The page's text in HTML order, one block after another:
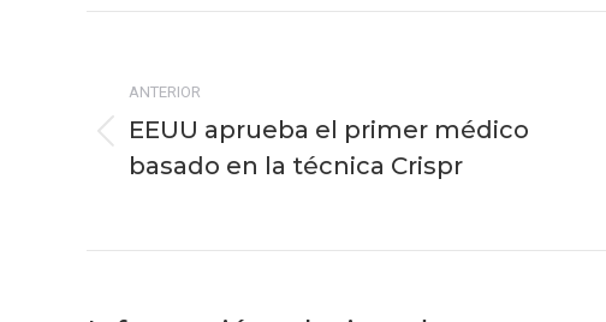
entre
publicaciones
ANTERIOR
Publicación
anterior:
EEUU aprueba el primer médico
basado en la técnica Crispr